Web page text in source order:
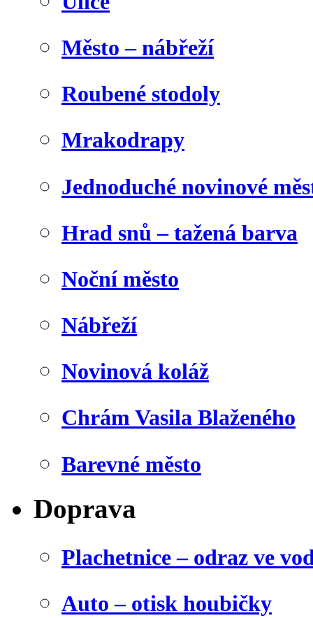
Město – nábřeží
Roubené stodoly
Mrakodrapy
Jednoduché novinové
Hrad snů – tažená barva
Noční město
Nábřeží
Novinová koláž
Chrám Vasila Blaženého
Barevné město
Doprava
Plachetnice – odraz ve
Auto – otisk houbičky